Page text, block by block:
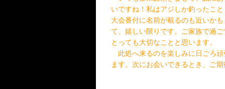
いですね！私はアジしか釣ったこ
大会番付に名前が載るのも近いか
て、嬉しい限りです。ご家族で過
とっても大切なことと思います。
此処へ来るのを楽しみに日ごろ
ます。次にお会いできるとき、ご